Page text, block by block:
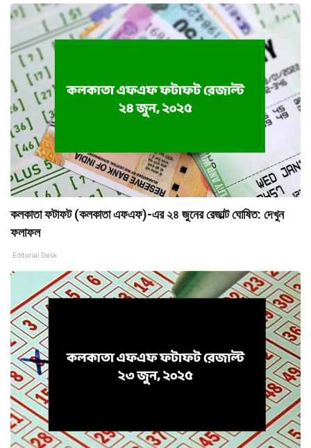
কলকাতা ফটাফট (কলকাতা এফএফ)-এর ২৪ জুনের রেজাল্ট ঘোষিত: দেখুন
ফলাফল
Editorial Desk